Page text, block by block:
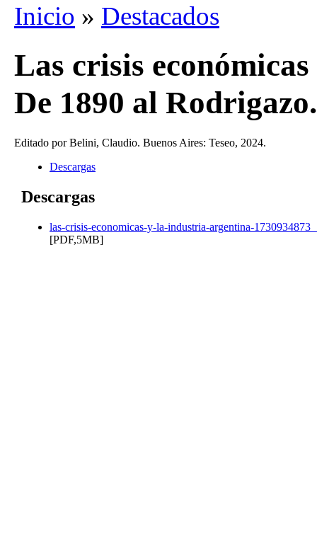
Se encuentra usted aquí
Inicio » Destacados
Las crisis
De 1890 al Rodrigazo.
Editado por Belini, Claudio. Buenos Aires: Teseo, 2024.
Descargas
Descargas
las-crisis-economicas-y-la-industria-argentina-
[PDF,5MB]